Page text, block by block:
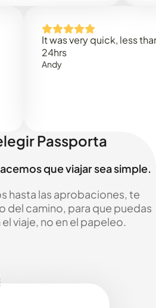
It was very quick, less than
Passporta
que viajar sea simple.
hasta las aprobaciones, te
del camino, para que puedas
viaje, no en el papeleo.